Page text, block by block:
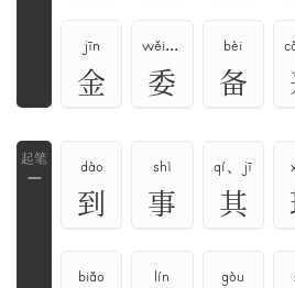
jīn
金
wěi、wēi
委
bèi
备
一
dào
到
shì
事
qí、jī
其
biǎo lín gòu